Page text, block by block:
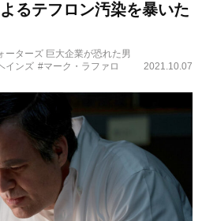
るテフロン汚染を暴いた
ーターズ 巨大企業が恐れた男
インズ #マーク・ラファロ
2021.10.07